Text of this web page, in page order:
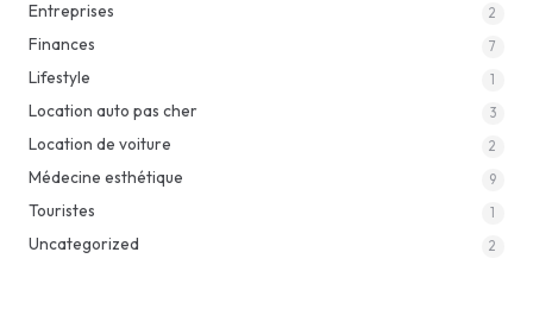
Entreprises 2
Finances 7
Lifestyle 1
Location auto pas cher 3
Location de voiture 2
Médecine esthétique 9
Touristes 1
Uncategorized 2